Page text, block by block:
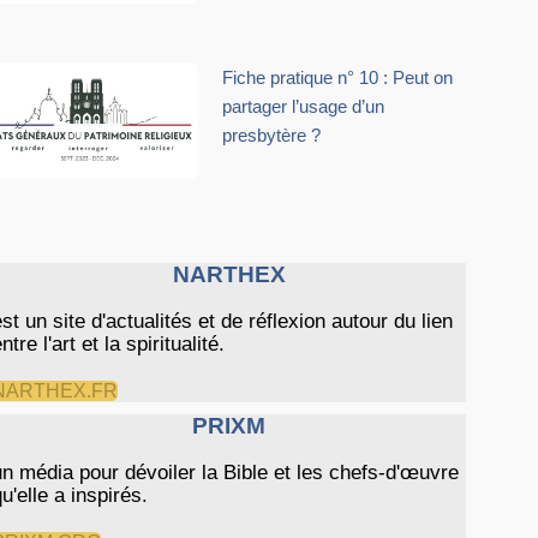
Fiche pratique n° 10 : Peut on
partager l’usage d’un
presbytère ?
NARTHEX
un site d'actualités et de réflexion autour du lien
l'art et la spiritualité.
PRIXM
média pour dévoiler la Bible et les chefs-d'œuvre
a inspirés.